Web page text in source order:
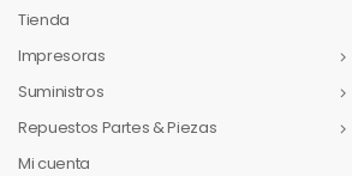
Tienda
Impresoras
Suministros
Repuestos Partes & Piezas
Mi cuenta